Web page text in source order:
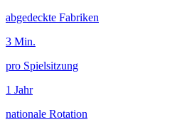
abgedeckte Fabriken
3 Min.
pro Spielsitzung
1 Jahr
nationale Rotation